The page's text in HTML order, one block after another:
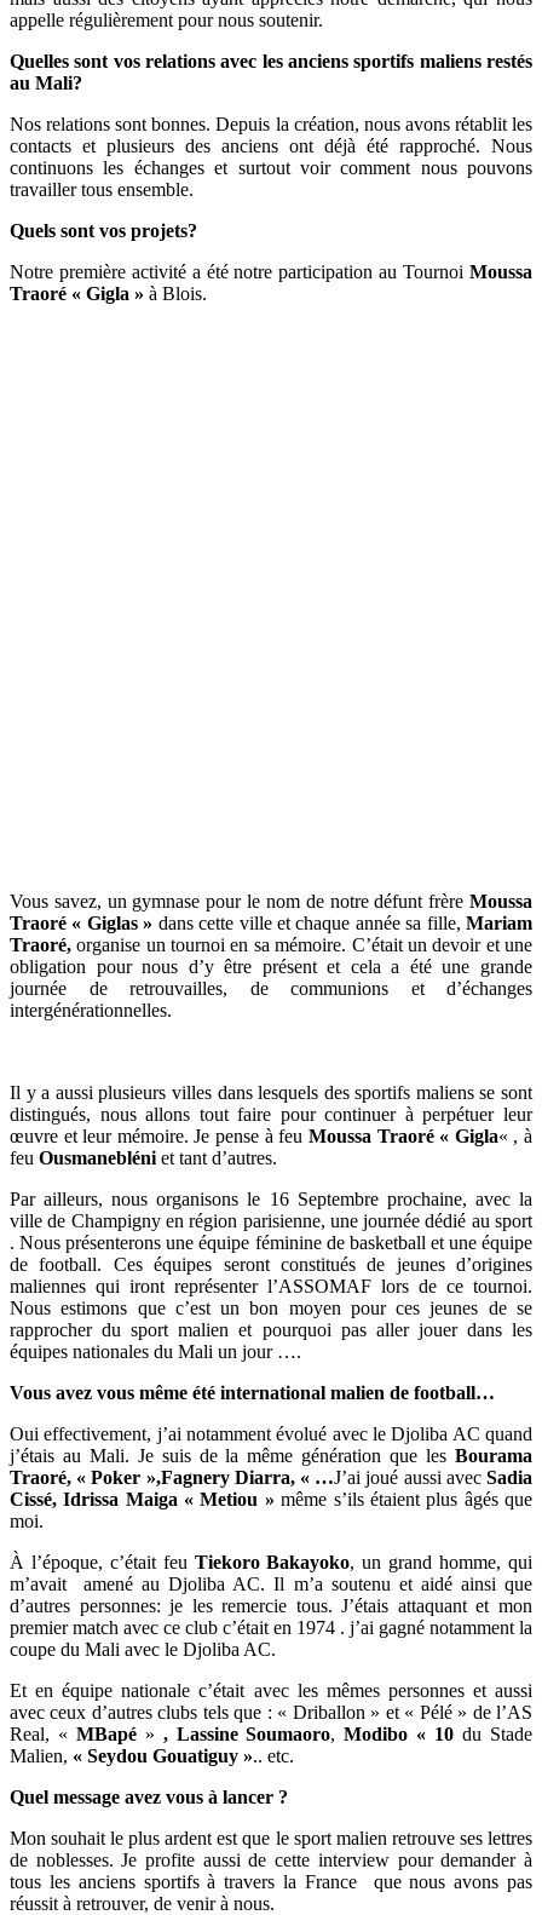
appelle régulièrement pour nous soutenir.
Quelles sont vos relations avec les anciens sportifs maliens restés
au Mali?
Nos relations sont bonnes. Depuis la création, nous avons rétablit les
contacts et plusieurs des anciens ont déjà été rapproché. Nous
continuons les échanges et surtout voir comment nous pouvons
travailler tous ensemble.
Quels sont vos projets?
Notre première activité a été notre participation au Tournoi Moussa
Traoré « Gigla » à Blois.
Vous savez, un gymnase pour le nom de notre défunt frère Moussa
Traoré « Giglas » dans cette ville et chaque année sa fille, Mariam
Traoré, organise un tournoi en sa mémoire. C’était un devoir et une
obligation pour nous d’y être présent et cela a été une grande
journée de retrouvailles, de communions et d’échanges
intergénérationnelles.
Il y a aussi plusieurs villes dans lesquels des sportifs maliens se sont
distingués, nous allons tout faire pour continuer à perpétuer leur
œuvre et leur mémoire. Je pense à feu Moussa Traoré « Gigla« , à
feu Ousmanebléni et tant d’autres.
Par ailleurs, nous organisons le 16 Septembre prochaine, avec la
ville de Champigny en région parisienne, une journée dédié au sport
. Nous présenterons une équipe féminine de basketball et une équipe
de football. Ces équipes seront constitués de jeunes d’origines
maliennes qui iront représenter l’ASSOMAF lors de ce tournoi.
Nous estimons que c’est un bon moyen pour ces jeunes de se
rapprocher du sport malien et pourquoi pas aller jouer dans les
équipes nationales du Mali un jour ….
Vous avez vous même été international malien de football…
Oui effectivement, j’ai notamment évolué avec le Djoliba AC quand
j’étais au Mali. Je suis de la même génération que les Bourama
Traoré, « Poker »,Fagnery Diarra, « …J’ai joué aussi avecSadia
Cissé, Idrissa Maiga « Metiou » même s’ils étaient plus âgés que
moi.
À l’époque, c’était feu Tiekoro Bakayoko, un grand homme, qui
m’avait amené au Djoliba AC. Il m’a soutenu et aidé ainsi que
d’autres personnes: je les remercie tous. J’étais attaquant et mon
premier match avec ce club c’était en 1974 . j’ai gagné notamment la
coupe du Mali avec le Djoliba AC.
Et en équipe nationale c’était avec les mêmes personnes et aussi
avec ceux d’autres clubs tels que : « Driballon » et « Pélé » de l’AS
Real, « MBapé» , Lassine Soumaoro,Modibo « 10du Stade
Malien, « Seydou Gouatiguy ».. etc.
Quel message avez vous à lancer ?
Mon souhait le plus ardent est que le sport malien retrouve ses lettres
de noblesses. Je profite aussi de cette interview pour demander à
tous les anciens sportifs à travers la France que nous avons pas
réussit à retrouver, de venir à nous.